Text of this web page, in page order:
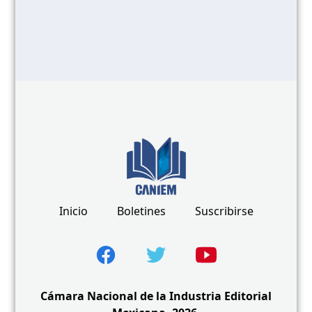
Inicio Boletines Suscribirse
Cámara Nacional de la Industria Editorial